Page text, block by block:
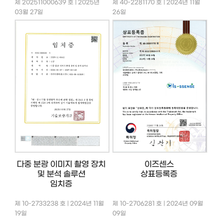
제 202511000639 호 | 2025년
03월 27일
다중 분광 이미지 촬영 장치
및 분석 솔루션
임치증
제 40-2281170 호 | 2024년 11월
26일
이즈센스
상표등록증
제 10-2733238 호 | 2024년 11월
19일
제 10-2706281 호 | 2024년 09월
09일